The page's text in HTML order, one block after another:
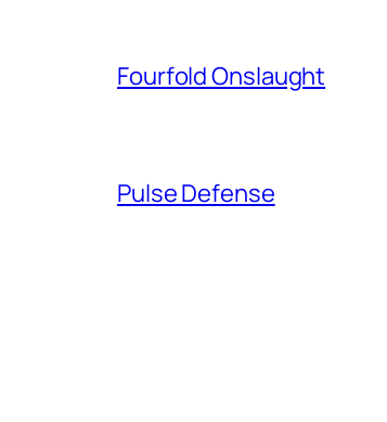
Fourfold Onslaught
Pulse Defense